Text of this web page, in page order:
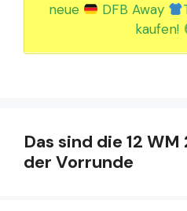
neue
DFB Away
kaufen!
Das sind die 12
der Vorrunde